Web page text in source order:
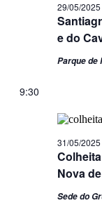
e do
29/05/2025
Parque de
9:30
Nova
31/05/
Sede do